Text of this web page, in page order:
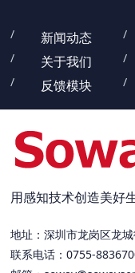
新闻动态
关于我们
反馈模块
用感知技术创造美好
地址：深圳市龙岗区龙
联系电话：0755-